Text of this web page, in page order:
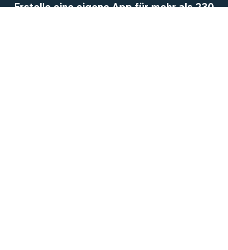
Erstelle eine eigene App für mehr als 230